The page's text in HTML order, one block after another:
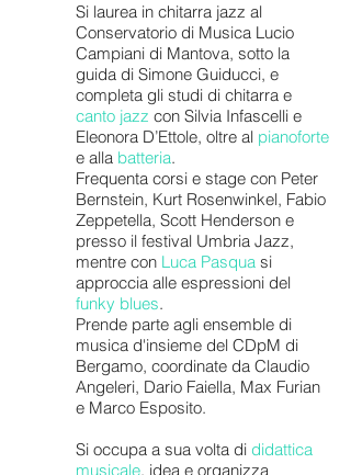
Si laurea in chitarra jazz al
Conservatorio di Musica Lucio
Campiani di Mantova, sotto la
guida di Simone Guiducci, e
completa gli studi di chitarra e
canto jazz con Silvia Infascelli e
Eleonora D’Ettole, oltre al pianoforte
e alla batteria.
Frequenta corsi e stage con Peter
Bernstein, Kurt Rosenwinkel, Fabio
Zeppetella, Scott Henderson e
presso il festival Umbria Jazz,
mentre con Luca Pasqua si
approccia alle espressioni del
funky blues.
Prende parte agli ensemble di
musica d'insieme del CDpM di
Bergamo, coordinate da Claudio
Angeleri, Dario Faiella, Max Furian
e Marco Esposito.
Si occupa a sua volta di didattica
musicale, idea e organizza